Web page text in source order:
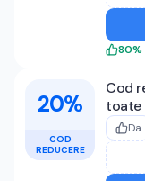
80%
20%
COD
REDUCERE
Cod
toate
Da